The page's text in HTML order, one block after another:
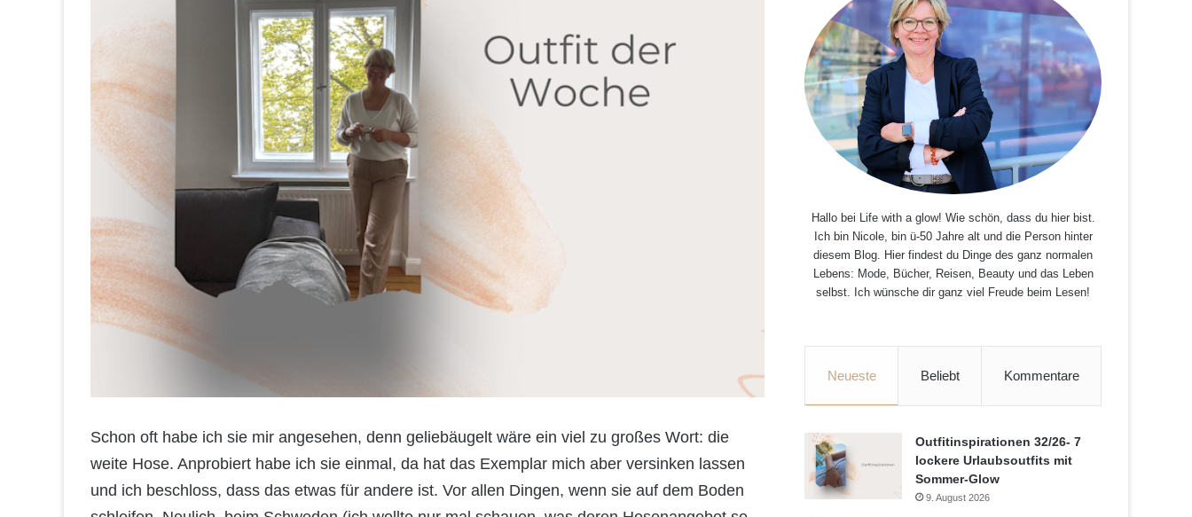
Schon oft habe ich sie mir angesehen, denn geliebäugelt wäre ein viel zu großes Wort: die
weite Hose. Anprobiert habe ich sie einmal, da hat das Exemplar mich aber versinken lassen
und ich beschloss, dass das etwas für andere ist. Vor allen Dingen, wenn sie auf dem Boden
Hallo bei Life with a glow! Wie schön, dass du hier bist.
Ich bin Nicole, bin ü-50 Jahre alt und die Person hinter
diesem Blog. Hier findest du Dinge des ganz normalen
Lebens: Mode, Bücher, Reisen, Beauty und das Leben
selbst. Ich wünsche dir ganz viel Freude beim Lesen!
Neueste Beliebt Kommentare
Outfitinspirationen 32/26- 7
lockere Urlaubsoutfits mit
Sommer-Glow
9. August 2026